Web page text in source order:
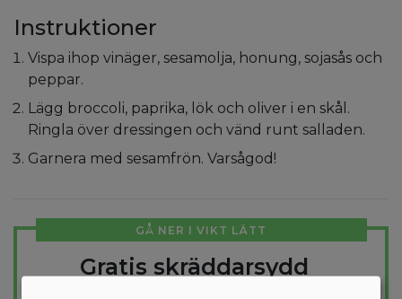
Instruktioner
Vispa ihop vinäger, sesamolja, honung, sojasås och
peppar.
Lägg broccoli, paprika, lök och oliver i en skål.
Ringla över dressingen och vänd runt salladen.
Garnera med sesamfrön. Varsågod!
GÅ NER I VIKT LÄTT
Gratis skräddarsydd